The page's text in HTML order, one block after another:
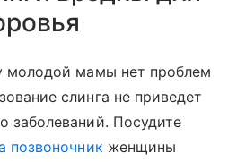
молодой мамы нет проблем
слинга не приведет
заболеваний. Посудите
позвоночник женщины